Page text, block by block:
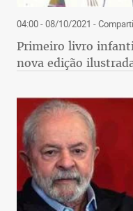
04:00 - 08/10/2021 -
Primeiro livro
nova edição